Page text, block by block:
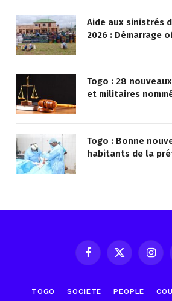
Aide aux sinistrés
2026 : Démarrage
Togo : 28
et militaires
Togo : Bonne
habitants de la
FacebookX
TOGO SOCIETE PEOPLE